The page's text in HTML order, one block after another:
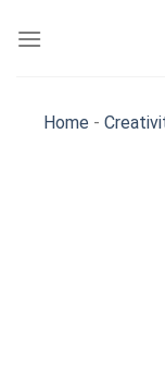
Home -